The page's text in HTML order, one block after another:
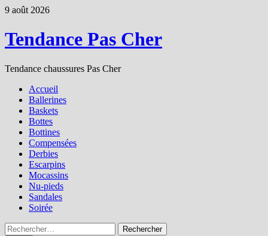
Passer
contenu
9 août 2026
Tendance Pas Cher
Tendance chaussures Pas Cher
Accueil
Ballerines
Baskets
Bottes
Bottines
Compensées
Derbies
Escarpins
Mocassins
Nu-pieds
Sandales
Soirée
Rechercher :